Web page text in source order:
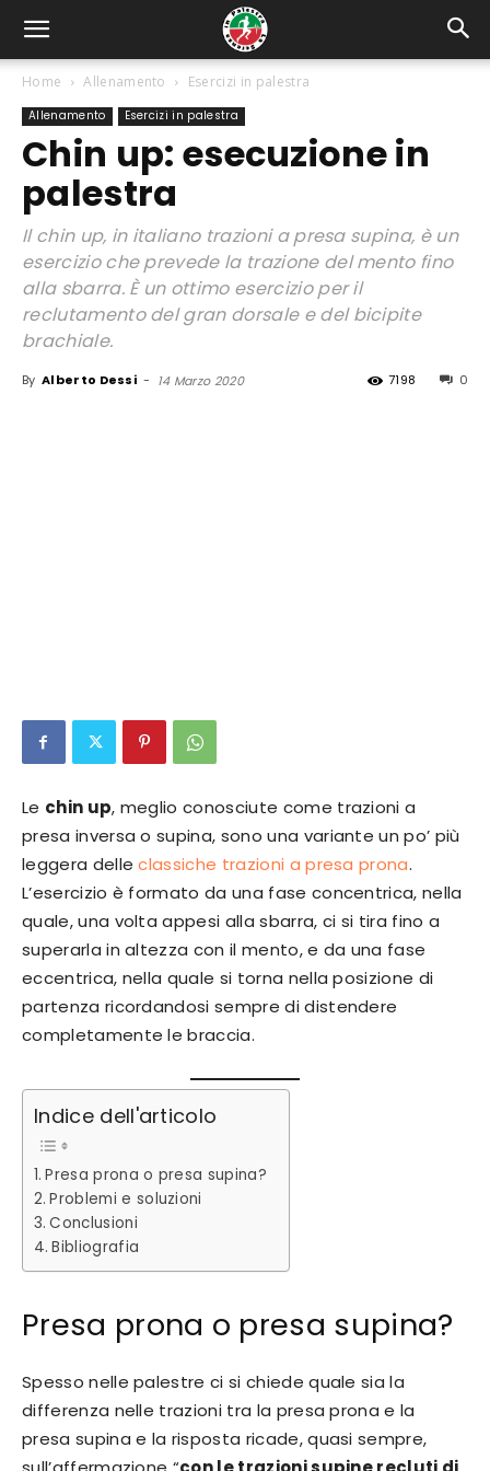
Home Allenamento Esercizi in palestra
Allenamento Esercizi in palestra
Chin up: esecuzione in
palestra
Il chin up, in italiano trazioni a presa supina, è un
esercizio che prevede la trazione del mento fino
alla sbarra. È un ottimo esercizio per il
reclutamento del gran dorsale e del bicipite
brachiale.
By Alberto Dessi - 14 Marzo 2020 0
7198
Le chin up, meglio conosciute come trazioni a
presa inversa o supina, sono una variante un po’ più
leggera delleclassiche trazioni a presa prona.
L’esercizio è formato da una fase concentrica, nella
quale, una volta appesi alla sbarra, ci si tira fino a
superarla in altezza con il mento, e da una fase
eccentrica, nella quale si torna nella posizione di
partenza ricordandosi sempre di distendere
completamente le braccia.
Indice dell'articolo
Presa prona o presa supina?
Problemi e soluzioni
Conclusioni
Bibliografia
Presa prona o presa supina?
Spesso nelle palestre ci si chiede quale sia la
differenza nelle trazioni tra la presa prona e la
presa supina e la risposta ricade, quasi sempre,